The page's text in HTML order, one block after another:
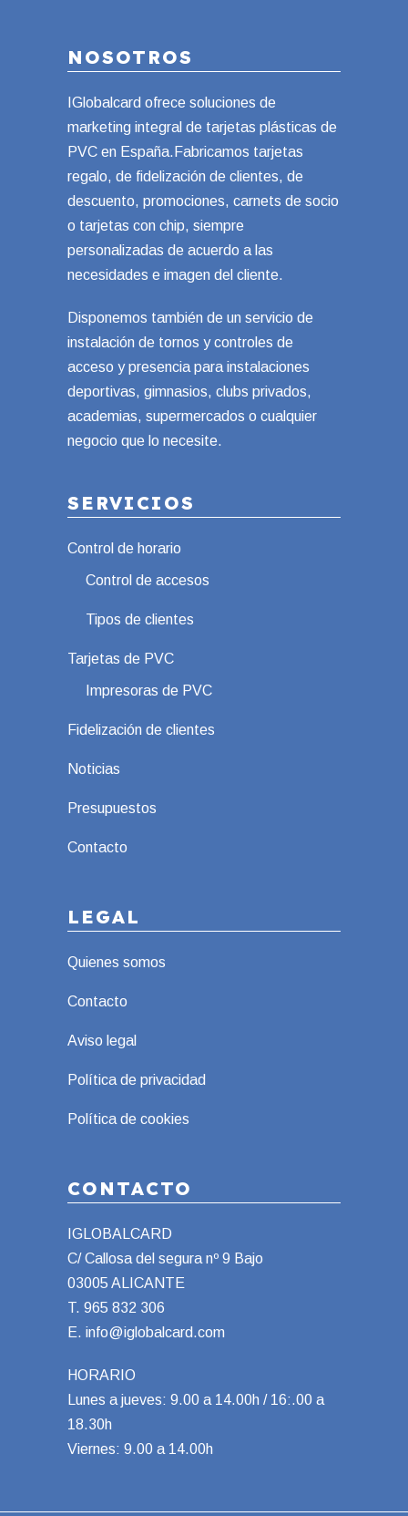
NOSOTROS
IGlobalcard ofrece soluciones de
marketing integral de tarjetas plásticas de
PVC en España.Fabricamos tarjetas
regalo, de fidelización de clientes, de
descuento, promociones, carnets de socio
o tarjetas con chip, siempre
personalizadas de acuerdo a las
necesidades e imagen del cliente.
Disponemos también de un servicio de
instalación de tornos y controles de
acceso y presencia para instalaciones
deportivas, gimnasios, clubs privados,
academias, supermercados o cualquier
negocio que lo necesite.
SERVICIOS
Control de horario
Control de accesos
Tipos de clientes
Tarjetas de PVC
Impresoras de PVC
Fidelización de clientes
Noticias
Presupuestos
Contacto
LEGAL
Quienes somos
Contacto
Aviso legal
Política de privacidad
Política de cookies
CONTACTO
IGLOBALCARD
C/ Callosa del segura nº 9 Bajo
03005 ALICANTE
T. 965 832 306
E. info@iglobalcard.com
HORARIO
Lunes a jueves: 9.00 a 14.00h / 16:.00 a
18.30h
Viernes: 9.00 a 14.00h